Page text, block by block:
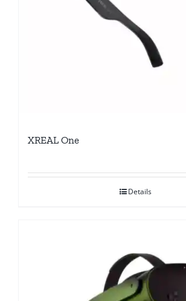
XREAL One
Details